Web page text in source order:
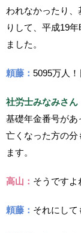
われなかったり、
りして、平成19
ました。
頼藤： 5095万人
社労士みなみさん
基礎年金番号があ
亡くなった方の
ます。
高山： そうですよ
頼藤： それにして